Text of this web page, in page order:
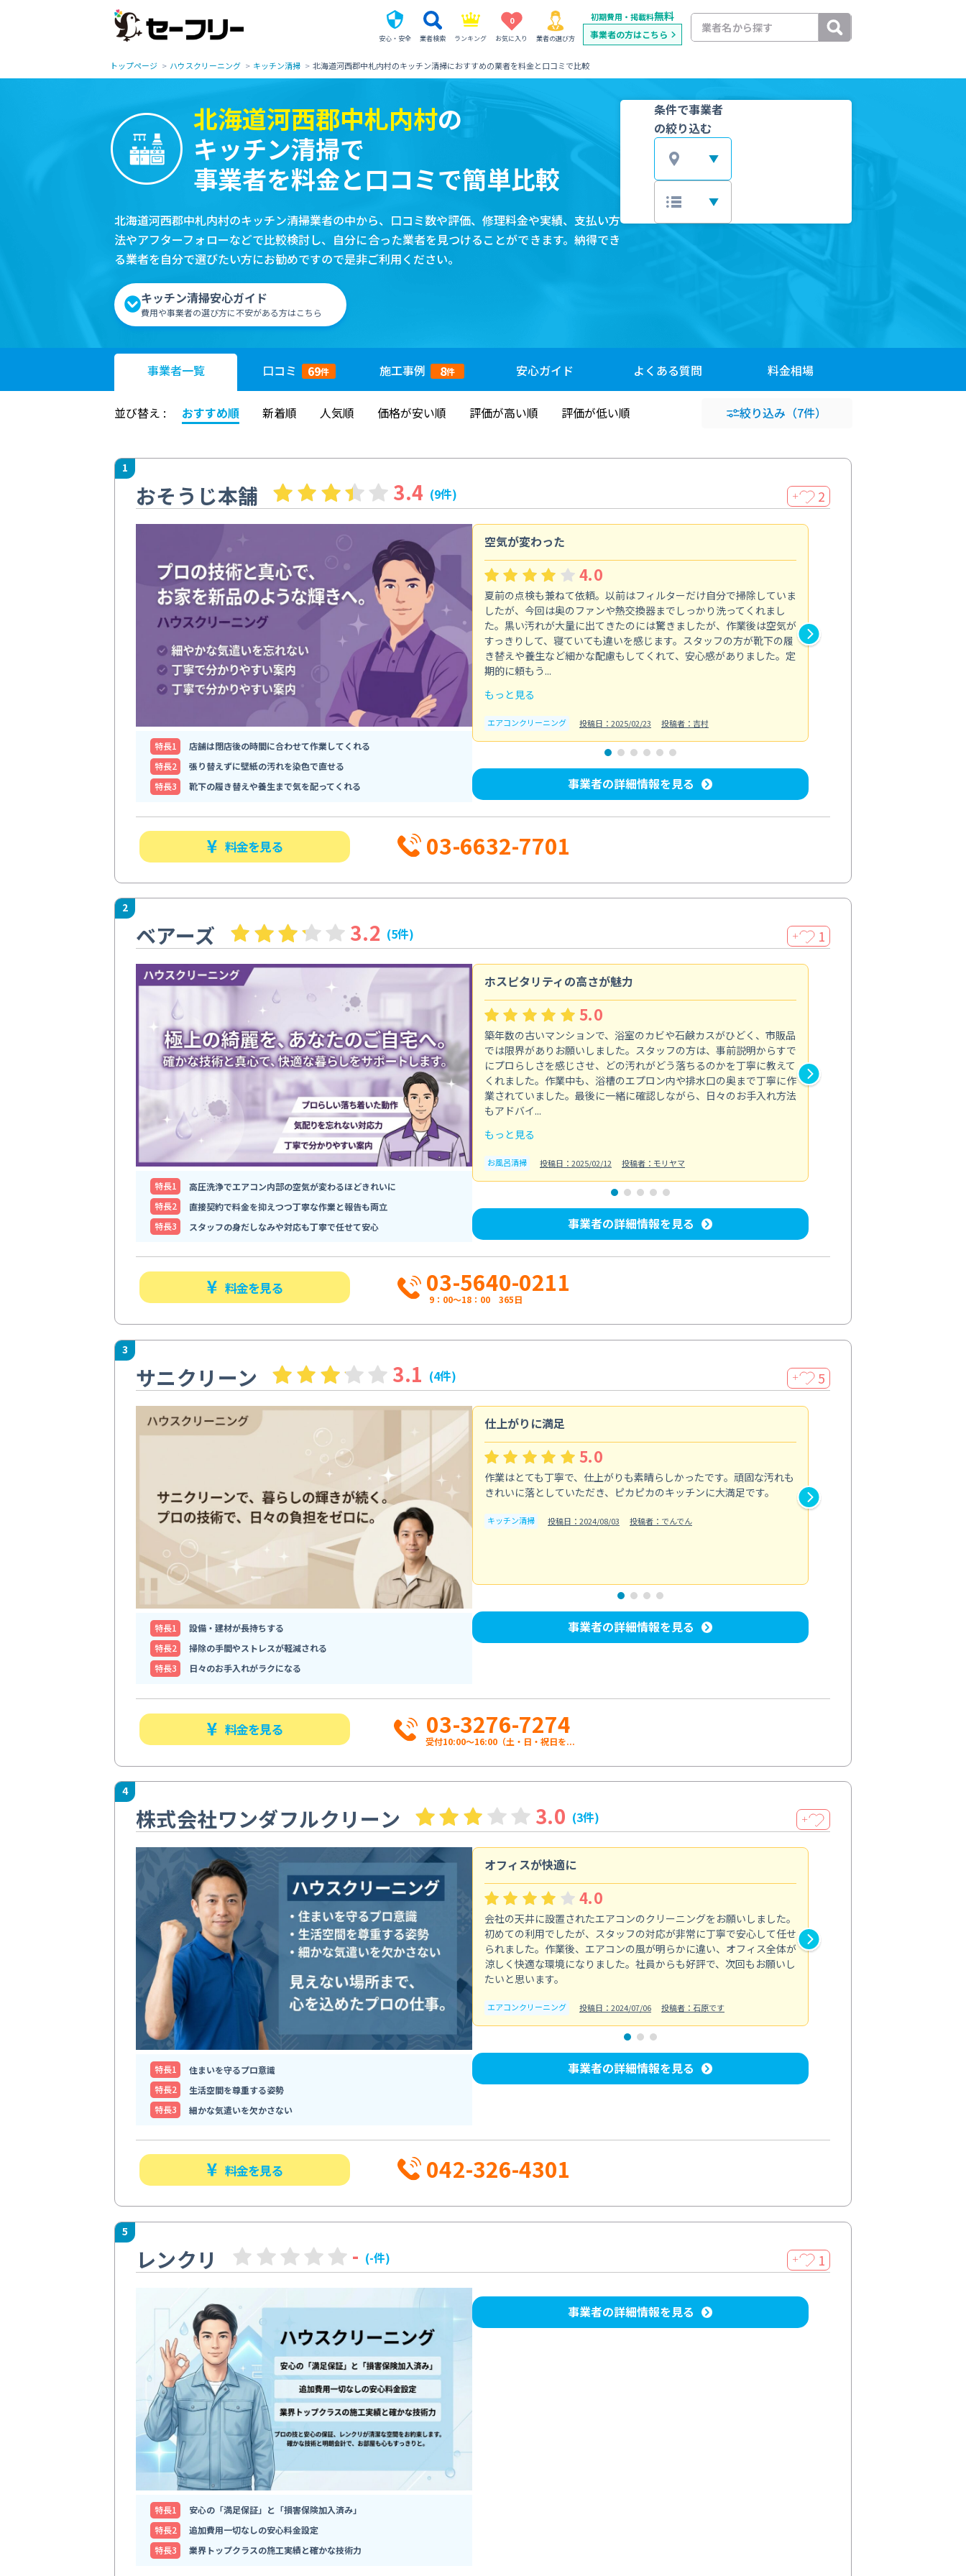
安心・安全 業者検索 ランキング
0
お気に入り 業者の選び方
初期費用・掲載料無料
事業者の方はこちら
トップページ ハウスクリーニング キッチン清掃 北海道河西郡中札内村のキッチン清掃におすすめの業者を料金と口コミで比較
北海道河西郡中札内村の
キッチン清掃で
事業者を料金と口コミで簡単比較
北海道河西郡中札内村のキッチン清掃業者の中から、口コミ数や評価、修理料金や実績、支払い方
法やアフターフォローなどで比較検討し、自分に合った業者を見つけることができます。納得でき
る業者を自分で選びたい方にお勧めですので是非ご利用ください。
キッチン清掃安心ガイド
費用や事業者の選び方に不安がある方はこちら
条件で事業者
の絞り込む
事業者一覧 口コミ 69件 施工事例 8件 安心ガイド よくある質問 料金相場
並び替え : おすすめ順 新着順 人気順 価格が安い順 評価が高い順 評価が低い順 絞り込み （7件）
1
おそうじ本舗 3.4 (9件) ＋ 2
特⻑1
店舗は閉店後の時間に合わせて作業してくれる
特⻑2
張り替えずに壁紙の汚れを染色で直せる
特⻑3
靴下の履き替えや養生まで気を配ってくれる
空気が変わった
4.0
夏前の点検も兼ねて依頼。以前はフィルターだけ自分で掃除していま
したが、今回は奥のファンや熱交換器までしっかり洗ってくれまし
た。黒い汚れが大量に出てきたのには驚きましたが、作業後は空気が
すっきりして、寝ていても違いを感じます。スタッフの方が靴下の履
き替えや養生など細かな配慮もしてくれて、安心感がありました。定
期的に頼もう...
もっと見る
エアコンクリーニング 投稿日：2025/02/23 投稿者：吉村
事業者の詳細情報を見る
料金を見る 03-6632-7701
2
ベアーズ 3.2 (5件) ＋ 1
特⻑1
高圧洗浄でエアコン内部の空気が変わるほどきれいに
特⻑2
直接契約で料金を抑えつつ丁寧な作業と報告も両立
特⻑3
スタッフの身だしなみや対応も丁寧で任せて安心
ホスピタリティの高さが魅力
5.0
築年数の古いマンションで、浴室のカビや石鹸カスがひどく、市販品
では限界がありお願いしました。スタッフの方は、事前説明からすで
にプロらしさを感じさせ、どの汚れがどう落ちるのかを丁寧に教えて
くれました。作業中も、浴槽のエプロン内や排水口の奥まで丁寧に作
業されていました。最後に一緒に確認しながら、日々のお手入れ方法
もアドバイ...
もっと見る
お風呂清掃 投稿日：2025/02/12 投稿者：モリヤマ
事業者の詳細情報を見る
料金を見る 03-5640-0211
9：00～18：00 365日
3
サニクリーン 3.1 (4件) ＋ 5
特⻑1
設備・建材が長持ちする
特⻑2
掃除の手間やストレスが軽減される
特⻑3
日々のお手入れがラクになる
仕上がりに満足
5.0
作業はとても丁寧で、仕上がりも素晴らしかったです。頑固な汚れも
きれいに落としていただき、ピカピカのキッチンに大満足です。
キッチン清掃 投稿日：2024/08/03 投稿者：でんでん
事業者の詳細情報を見る
料金を見る 03-3276-7274
受付10:00〜16:00（土・日・祝日を...
4
株式会社ワンダフルクリーン 3.0 (3件) ＋
特⻑1
住まいを守るプロ意識
特⻑2
生活空間を尊重する姿勢
特⻑3
細かな気遣いを欠かさない
オフィスが快適に
4.0
会社の天井に設置されたエアコンのクリーニングをお願いしました。
初めての利用でしたが、スタッフの対応が非常に丁寧で安心して任せ
られました。作業後、エアコンの風が明らかに違い、オフィス全体が
涼しく快適な環境になりました。社員からも好評で、次回もお願いし
たいと思います。
エアコンクリーニング 投稿日：2024/07/06 投稿者：石原です
事業者の詳細情報を見る
料金を見る 042-326-4301
5
レンクリ - (-件) ＋ 1
特⻑1
安心の「満足保証」と「損害保険加入済み」
特⻑2
追加費用一切なしの安心料金設定
特⻑3
業界トップクラスの施工実績と確かな技術力
事業者の詳細情報を見る